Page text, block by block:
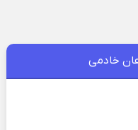
خادمی